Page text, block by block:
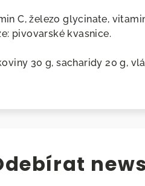
C, železo glycinate,
pivovarské kvasnice.
30 g, sacharidy 20 g,